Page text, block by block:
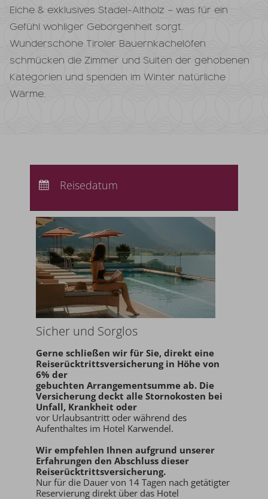
Eiche & exklusives Stadel-Altholz – was für ein
Gefühl wohliger Geborgenheit sorgt.
Wunderschöne Tiroler Bauernkachelöfen
schmücken die Zimmer und Suiten der gehobenen
Kategorien und spenden im Winter natürliche
Wärme.
Abreise:keine Auswahl
Reisedatum
Sicher und Sorglos
Gerne schließen wir für Sie, direkt eine
Reiserücktrittsversicherung in Höhe von
6% der
gebuchten Arrangementsumme ab. Die
Versicherung deckt alle Stornokosten bei
Unfall, Krankheit oder
vor Urlaubsantritt oder während des
Aufenthaltes im Hotel Karwendel.
Wir empfehlen Ihnen aufgrund unserer
Erfahrungen den Abschluss dieser
Reiserücktrittsversicherung.
Nur für die Dauer von 14 Tagen nach getätigter
Reservierung direkt über das Hotel